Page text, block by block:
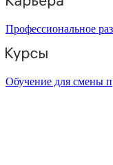
Профессиональное
Обучение для смены